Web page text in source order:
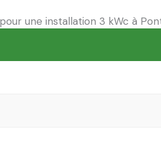
une installation 3 kWc à